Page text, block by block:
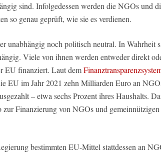
sind. Infolgedessen werden die NGOs und
so genau geprüft, wie sie es verdienen.
unabhängig noch politisch neutral. In Wahrheit
Viele von ihnen werden entweder direkt
EU finanziert. Laut dem
EU im Jahr 2021 zehn Milliarden Euro an
– etwa sechs Prozent ihres Haushalts.
Finanzierung von NGOs und gemeinnützigen
bestimmten EU-Mittel stattdessen an